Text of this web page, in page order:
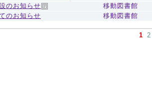
のお知らせ
移動図書館
のお知らせ
移動図書館
1 2